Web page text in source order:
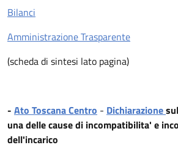
Bilanci
Amministrazione Trasparente
(scheda di sintesi lato pagina)
- Ato Toscana Centro - Dichiarazione
una delle cause di incompatibilita' e
dell'incarico